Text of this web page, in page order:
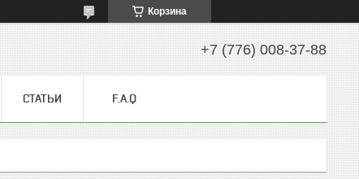
Корзина
+7 (776) 008-37-88
СТАТЬИ F.A.Q